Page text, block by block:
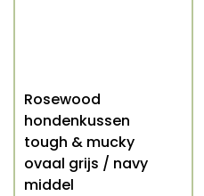
Rosewood
hondenkussen
tough & mucky
ovaal grijs / navy
middel